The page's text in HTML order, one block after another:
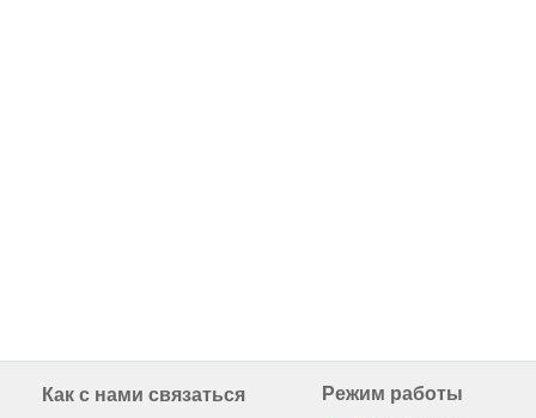
Как с нами связаться Режим работы